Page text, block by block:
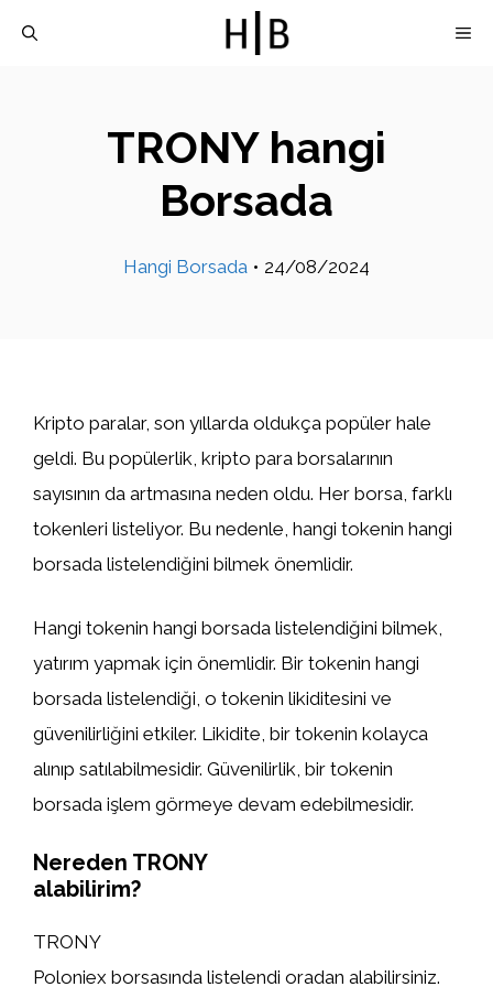
TRONY hangi
Borsada
Hangi Borsada • 24/08/2024
Kripto paralar, son yıllarda oldukça popüler hale
geldi. Bu popülerlik, kripto para borsalarının
sayısının da artmasına neden oldu. Her borsa, farklı
tokenleri listeliyor. Bu nedenle, hangi tokenin hangi
borsada listelendiğini bilmek önemlidir.
Hangi tokenin hangi borsada listelendiğini bilmek,
yatırım yapmak için önemlidir. Bir tokenin hangi
borsada listelendiği, o tokenin likiditesini ve
güvenilirliğini etkiler. Likidite, bir tokenin kolayca
alınıp satılabilmesidir. Güvenilirlik, bir tokenin
borsada işlem görmeye devam edebilmesidir.
Nereden TRONY
alabilirim?
TRONY
Poloniex borsasında listelendi oradan alabilirsiniz.